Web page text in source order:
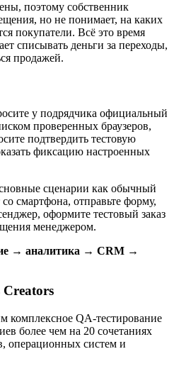
поэтому собственник
но не понимает, на каких
покупатели. Всё это время
списывать деньги за переходы,
продажей.
у подрядчика официальный
проверенных браузеров,
подтвердить тестовую
фиксацию настроенных
сценарии как обычный
смартфона, отправьте форму,
оформите тестовый заказ
менеджером.
→ аналитика → CRM →
Creators
комплексное QA-тестирование
более чем на 20 сочетаниях
операционных систем и